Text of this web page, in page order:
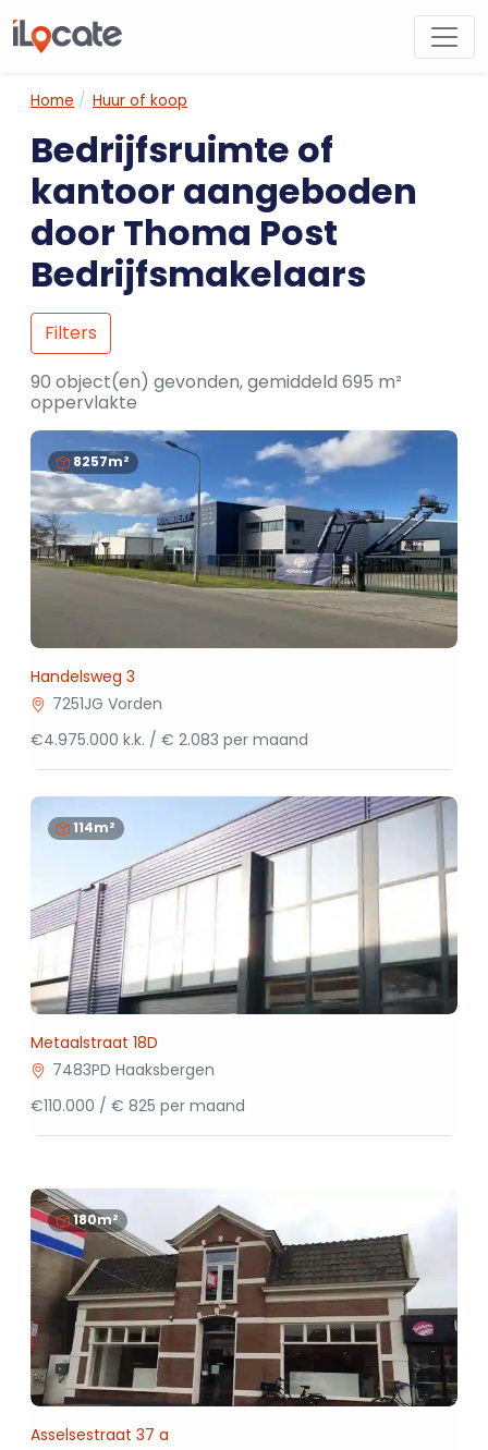
Home Huur of koop
Bedrijfsruimte of
kantoor aangeboden
door Thoma Post
Bedrijfsmakelaars
Filters
90 object(en) gevonden, gemiddeld 695 m²
oppervlakte
8257m²
Handelsweg 3
7251JG Vorden
€4.975.000 k.k. / € 2.083 per maand
114m²
Metaalstraat 18D
7483PD Haaksbergen
€110.000 / € 825 per maand
180m²
Asselsestraat 37 a